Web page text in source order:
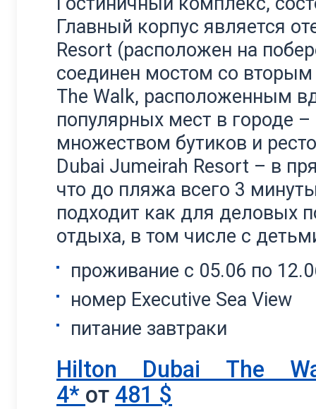
Главный корпус является
Resort (расположен на
соединен мостом со
The Walk, расположенным
популярных мест в городе
множеством бутиков и
Dubai Jumeirah Resort – в
что до пляжа всего 3
подходит как для деловых
отдыха, в том числе с
проживание с 05.06 по
номер Executive Sea View
питание завтраки
Hilton Dubai The
4* от 481 $